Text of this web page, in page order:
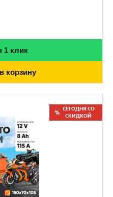
1 клик
корзину
СЕГОДНЯ СО
СКИДКОЙ